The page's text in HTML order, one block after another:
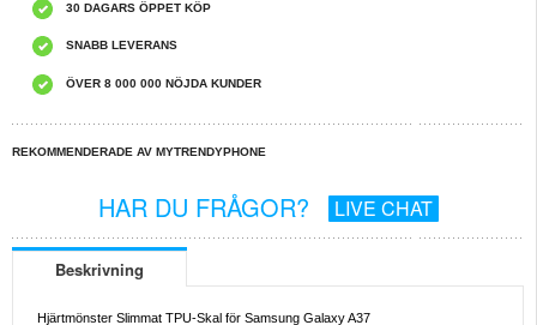
30 DAGARS ÖPPET KÖP
SNABB LEVERANS
ÖVER 8 000 000 NÖJDA KUNDER
REKOMMENDERADE AV MYTRENDYPHONE
HAR DU FRÅGOR? LIVE CHAT
Beskrivning
Hjärtmönster Slimmat TPU-Skal för Samsung Galaxy A37